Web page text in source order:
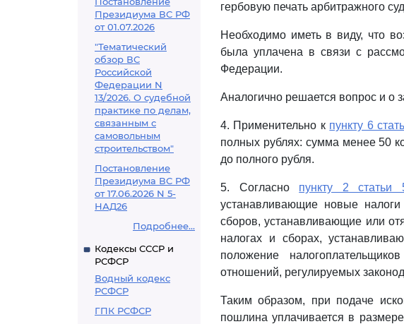
Президиума ВС РФ
от 01.07.2026
"Тематический
обзор ВС
Российской
Федерации N
13/2026. О судебной
практике по делам,
связанным с
самовольным
строительством"
Постановление
Президиума ВС РФ
от 17.06.2026 N 5-
НАД26
Подробнее...
Кодексы СССР и
РСФСР
Водный кодекс
РСФСР
ГПК РСФСР
гербовую печать арбитражного
Необходимо иметь в виду, что
была уплачена в связи с
Федерации.
Аналогично решается вопрос и о
4. Применительно к пункту 6
полных рублях: сумма менее 50
до полного рубля.
5. Согласно пункту 2 статьи
устанавливающие новые
сборов, устанавливающие или
налогах и сборах,
положение
отношений, регулируемых
Таким образом, при подаче
пошлина уплачивается в